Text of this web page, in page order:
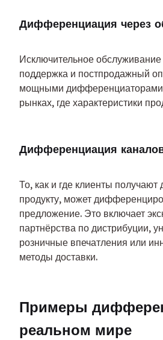
Дифференциация через
Исключительное обслуживание
поддержка и постпродажный
мощными
рынках, где характеристики
Дифференциация
То, как и где клиенты
продукту, может
предложение. Это включает
партнёрства по дистрибуции,
розничные впечатления или
методы доставки.
Примеры
реальном мире